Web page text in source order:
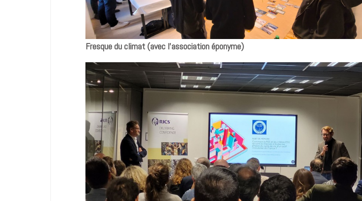
Fresque du climat (avec l’association éponyme)